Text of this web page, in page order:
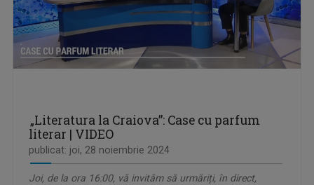
„Literatura la Craiova”: Case cu parfum
literar | VIDEO
publicat: joi, 28 noiembrie 2024
Joi, de la ora 16:00, vă invităm să urmăriți, în direct,